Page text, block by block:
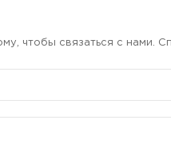
чтобы связаться с нами.